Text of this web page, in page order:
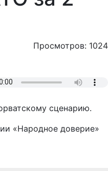
Просмотров: 1024
сценарию.
«Народное доверие»